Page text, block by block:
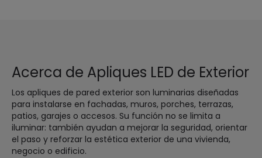
Acerca de Apliques LED de Exterior
Los apliques de pared exterior son luminarias diseñadas
para instalarse en fachadas, muros, porches, terrazas,
patios, garajes o accesos. Su función no se limita a
iluminar: también ayudan a mejorar la seguridad, orientar
el paso y reforzar la estética exterior de una vivienda,
negocio o edificio.